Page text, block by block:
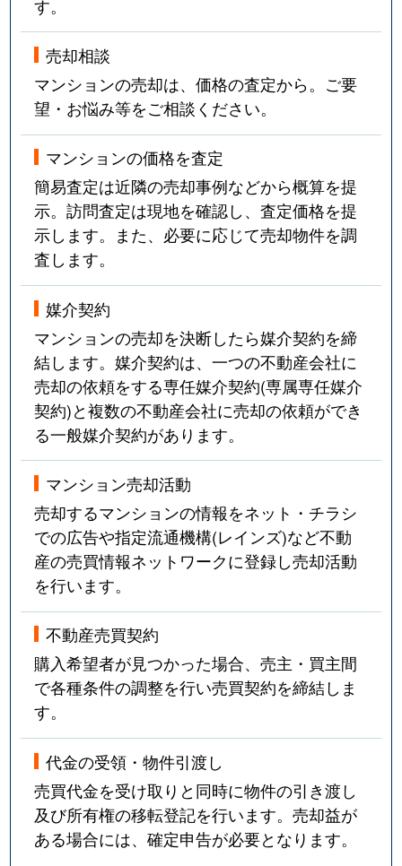
す。
売却相談
マンションの売却は、価格の査定から。ご要
望・お悩み等をご相談ください。
マンションの価格を査定
簡易査定は近隣の売却事例などから概算を提
示。訪問査定は現地を確認し、査定価格を提
示します。また、必要に応じて売却物件を調
査します。
媒介契約
マンションの売却を決断したら媒介契約を締
結します。媒介契約は、一つの不動産会社に
売却の依頼をする専任媒介契約(専属専任媒介
契約)と複数の不動産会社に売却の依頼ができ
る一般媒介契約があります。
マンション売却活動
売却するマンションの情報をネット・チラシ
での広告や指定流通機構(レインズ)など不動
産の売買情報ネットワークに登録し売却活動
を行います。
不動産売買契約
購入希望者が見つかった場合、売主・買主間
で各種条件の調整を行い売買契約を締結しま
す。
代金の受領・物件引渡し
売買代金を受け取りと同時に物件の引き渡し
及び所有権の移転登記を行います。売却益が
ある場合には、確定申告が必要となります。